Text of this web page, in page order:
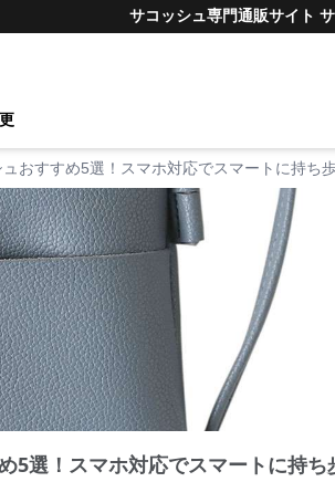
サコッシュ専門通販サイト
おすすめ5選！スマホ対応でスマートに持ち
5選！スマホ対応でスマートに持